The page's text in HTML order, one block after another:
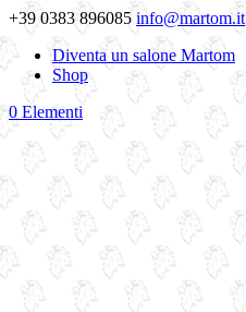
+39 0383 896085 info@martom.it
Diventa un salone Martom
Shop
0 Elementi